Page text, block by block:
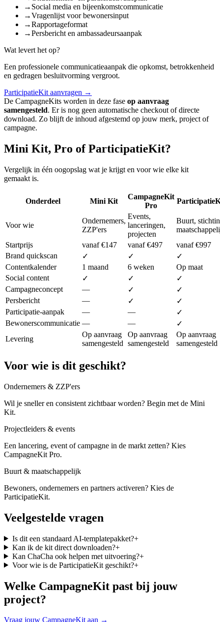
→ Social media en bijeenkomstcommunicatie
→Vragenlijst voor bewonersinput
→Rapportageformat
→Persbericht en ambassadeursaanpak
Wat levert het op?
Een professionele communicatieaanpak die opkomst, betrokkenheid
en gedragen besluitvorming vergroot.
ParticipatieKit aanvragen →
De CampagneKits worden in deze fase op aanvraag
samengesteld. Er is nog geen automatische checkout of directe
download. Zo blijft de inhoud afgestemd op jouw merk, project of
campagne.
Mini Kit, Pro of ParticipatieKit?
Vergelijk in één oogopslag wat je krijgt en voor wie elke kit
gemaakt is.
Onderdeel Mini Kit
CampagneKit
Pro
Voor wie
Ondernemers,
ZZP'ers
Events,
lanceringen,
projecten
Buurt,
Startprijs
vanaf €147 vanaf €497
vanaf €997
Brand quickscan
✓ ✓
✓
Contentkalender
1 maand 6 weken
Op maat
Social content
✓ ✓
✓
Campagneconcept
— ✓
✓
Persbericht
— ✓
✓
Participatie-aanpak
— —
✓
Bewonerscommunicatie — —
✓
Levering
Op aanvraag
samengesteld
Op aanvraag
samengesteld
Op aanvraag
samengesteld
Voor wie is dit geschikt?
Ondernemers & ZZP'ers
Wil je sneller en consistent zichtbaar worden? Begin met de Mini
Kit.
Projectleiders & events
Een lancering, event of campagne in de markt zetten? Kies
CampagneKit Pro.
Buurt & maatschappelijk
Bewoners, ondernemers en partners activeren? Kies de
ParticipatieKit.
Veelgestelde vragen
Is dit een standaard AI-templatepakket?+
Kan ik de kit direct downloaden?+
Kan ChaCha ook helpen met uitvoering?+
Voor wie is de ParticipatieKit geschikt?+
Welke CampagneKit past bij jouw
project?
Vraag jouw CampagneKit aan →